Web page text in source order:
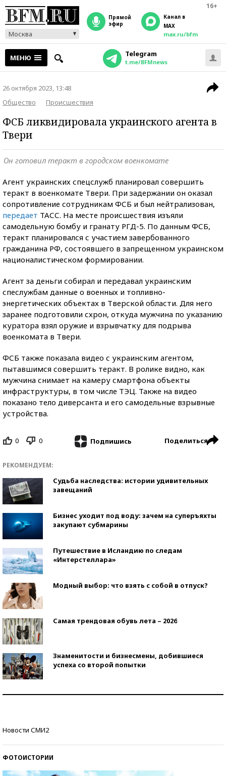
16+
Москва
прямой
эфир
Канал в
MAX
max.ru/bfm
МЕНЮ Telegram
t.me/BFMnews
26 октября 2023, 13:48
Общество
Происшествия
ФСБ ликвидировала украинского агента в
Твери
Он готовил теракт в городском военкомате
Агент украинских спецслужб планировал совершить
теракт в военкомате Твери. При задержании он оказал
сопротивление сотрудникам ФСБ и был нейтрализован,
передает ТАСС. На месте происшествия изъяли
самодельную бомбу и гранату РГД-5. По данным ФСБ,
теракт планировался с участием завербованного
гражданина РФ, состоявшего в запрещенном украинском
националистическом формировании.
Агент за деньги собирал и передавал украинским
спеслужбам данные о военных и топливно-
энергетических объектах в Тверской области. Для него
заранее подготовили схрон, откуда мужчина по указанию
куратора взял оружие и взрывчатку для подрыва
военкомата в Твери.
ФСБ также показала видео с украинским агентом,
пытавшимся совершить теракт. В ролике видно, как
мужчина снимает на камеру смартфона объекты
инфраструктуры, в том числе ТЭЦ. Также на видео
показано тело диверсанта и его самодельные взрывные
устройства.
0 0 Подпишись Поделиться
РЕКОМЕНДУЕМ:
Судьба наследства: истории удивительных
завещаний
Бизнес уходит под воду: зачем на суперъяхты
закупают субмарины
Путешествие в Исландию по следам
«Интерстеллара»
Модный выбор: что взять с собой в отпуск?
Самая трендовая обувь лета – 2026
Знаменитости и бизнесмены, добившиеся
успеха со второй попытки
Новости СМИ2
ФОТОИСТОРИИ